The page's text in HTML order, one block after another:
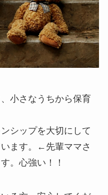
小さなうちから保育
シップを大切にして
ます。←先輩ママさ
。心強い！！